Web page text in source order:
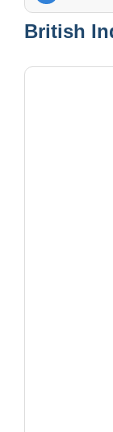
British